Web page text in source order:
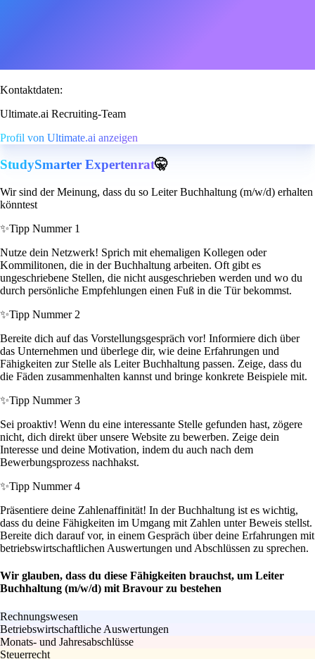
Kontaktdaten:
Ultimate.ai Recruiting-Team
Profil von Ultimate.ai anzeigen
StudySmarter Expertenrat🤫
Wir sind der Meinung, dass du so Leiter Buchhaltung (m/w/d) erhalten
könntest
✨Tipp Nummer 1
Nutze dein Netzwerk! Sprich mit ehemaligen Kollegen oder
Kommilitonen, die in der Buchhaltung arbeiten. Oft gibt es
ungeschriebene Stellen, die nicht ausgeschrieben werden und wo du
durch persönliche Empfehlungen einen Fuß in die Tür bekommst.
✨Tipp Nummer 2
Bereite dich auf das Vorstellungsgespräch vor! Informiere dich über
das Unternehmen und überlege dir, wie deine Erfahrungen und
Fähigkeiten zur Stelle als Leiter Buchhaltung passen. Zeige, dass du
die Fäden zusammenhalten kannst und bringe konkrete Beispiele mit.
✨Tipp Nummer 3
Sei proaktiv! Wenn du eine interessante Stelle gefunden hast, zögere
nicht, dich direkt über unsere Website zu bewerben. Zeige dein
Interesse und deine Motivation, indem du auch nach dem
Bewerbungsprozess nachhakst.
✨Tipp Nummer 4
Präsentiere deine Zahlenaffinität! In der Buchhaltung ist es wichtig,
dass du deine Fähigkeiten im Umgang mit Zahlen unter Beweis stellst.
Bereite dich darauf vor, in einem Gespräch über deine Erfahrungen mit
betriebswirtschaftlichen Auswertungen und Abschlüssen zu sprechen.
Wir glauben, dass du diese Fähigkeiten brauchst, um Leiter
Buchhaltung (m/w/d) mit Bravour zu bestehen
Rechnungswesen
Betriebswirtschaftliche Auswertungen
Monats- und Jahresabschlüsse
Steuerrecht